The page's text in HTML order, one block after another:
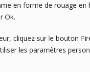
en forme de rouage
Ok.
cliquez sur le bouton
les paramètres